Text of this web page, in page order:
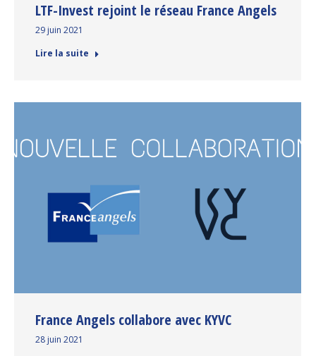
LTF-Invest rejoint le réseau France Angels
29 juin 2021
Lire la suite
France Angels collabore avec KYVC
28 juin 2021